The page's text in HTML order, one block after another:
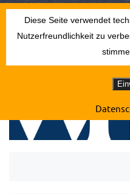
0241 24994
Diese Seite verwendet
Nutzerfreundlichkeit zu